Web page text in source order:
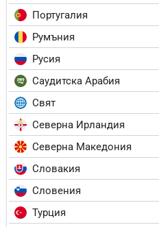
Португалия
Румъния
Русия
Саудитска Арабия
Свят
Северна Ирландия
Северна Македония
Словакия
Словения
Турция